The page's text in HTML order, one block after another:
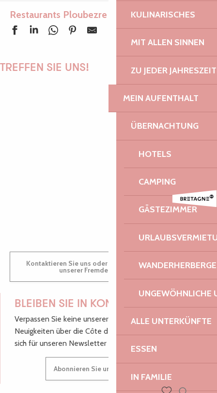
KULINARISCHES
MIT ALLEN SINNEN
ZU JEDER JAHRESZEIT
MEIN AUFENTHALT
ÜBERNACHTUNG
HOTELS
CAMPING
GÄSTEZIMMER
UNGEWÖHNLICHE
ALLE UNTERKÜNFTE
ESSEN
IN FAMILIE
Restaurants Ploubezre
Inseme
TREFFEN SIE UNS!
GWENAËLLE
Kontaktieren Sie uns oder besuchen Sie uns in einem
unserer Fremdenverkehrsbüros.
BLEIBEN SIE IN KONTAKT!
Verpassen Sie keine unserer guten Tipps und
Neuigkeiten über die Côte de Granit Rose, melden Sie
sich für unseren Newsletter an.
Abonnieren Sie unseren Newsletter